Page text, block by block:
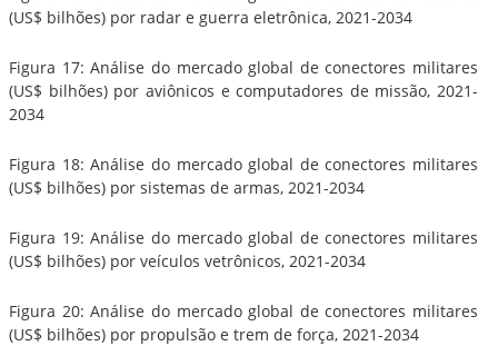
(US$ bilhões) por radar e guerra eletrônica, 2021-2034
Figura 17: Análise do mercado global de conectores militares
(US$ bilhões) por aviônicos e computadores de missão, 2021-
2034
Figura 18: Análise do mercado global de conectores militares
(US$ bilhões) por sistemas de armas, 2021-2034
Figura 19: Análise do mercado global de conectores militares
(US$ bilhões) por veículos vetrônicos, 2021-2034
Figura 20: Análise do mercado global de conectores militares
(US$ bilhões) por propulsão e trem de força, 2021-2034